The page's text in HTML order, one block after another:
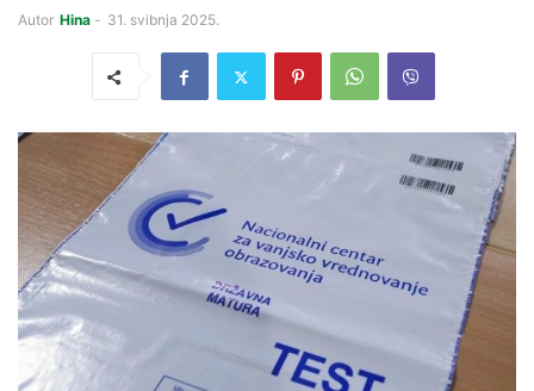
Autor Hina - 31. svibnja 2025.